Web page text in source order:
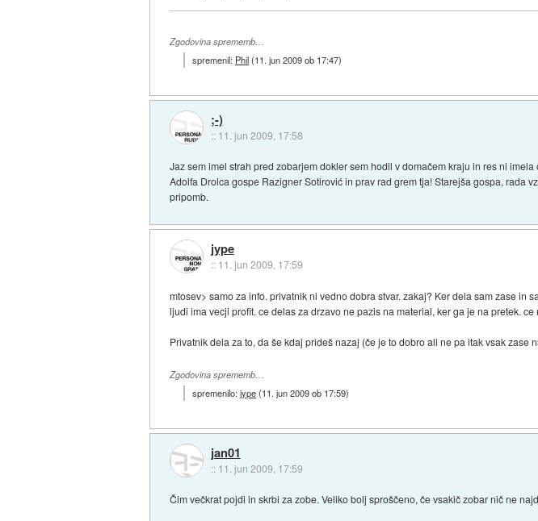
Zgodovina sprememb…
spremenil: Phil(11. jun 2009 ob 17:47)
;-)
:: 11. jun 2009, 17:58
Jaz sem imel strah pred zobarjem dokler sem hodil v domačem kraju in res ni
Adolfa Drolca gospe Razigner Sotirović in prav rad grem tja! Starejša gospa, rada
pripomb.
jype
:: 11. jun 2009, 17:59
mtosev> samo za info. privatnik ni vedno dobra stvar. zakaj? Ker dela sam zase
ljudi ima vecji profit. ce delas za drzavo ne pazis na material, ker ga je na pretek. ce
Privatnik dela za to, da še kdaj prideš nazaj (če je to dobro ali ne pa itak vsak zase
Zgodovina sprememb…
spremenilo:jype(11. jun 2009 ob 17:59)
jan01
:: 11. jun 2009, 17:59
Čim večkrat pojdi in skrbi za zobe. Veliko bolj sproščeno, če vsakič zobar nič ne